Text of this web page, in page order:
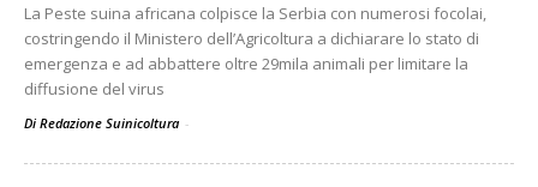
La Peste suina africana colpisce la Serbia con numerosi focolai,
costringendo il Ministero dell’Agricoltura a dichiarare lo stato di
emergenza e ad abbattere oltre 29mila animali per limitare la
diffusione del virus
Di Redazione Suinicoltura -